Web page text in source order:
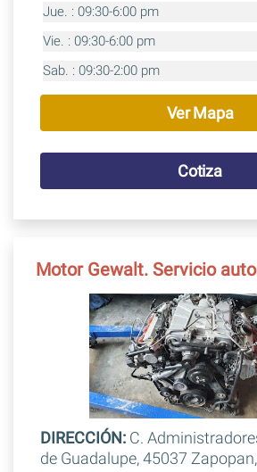
Jue. : 09:30-6:00 pm
Vie. : 09:30-6:00 pm
Sab. : 09:30-2:00 pm
Ver Mapa
Cotiza
Motor Gewalt. Servicio
DIRECCIÓN:C.
de Guadalupe, 45037